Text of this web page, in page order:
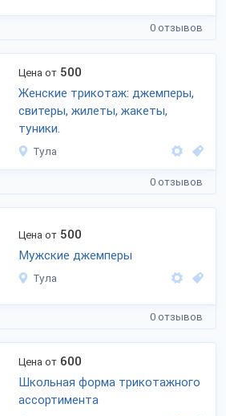
0 отзывов
Цена от 500
Женские трикотаж: джемперы,
свитеры, жилеты, жакеты,
туники.
Тула
0 отзывов
Цена от 500
Мужские джемперы
Тула
0 отзывов
Цена от 600
Школьная форма трикотажного
ассортимента